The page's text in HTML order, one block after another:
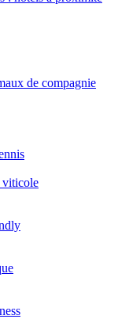
de compagnie
viticole